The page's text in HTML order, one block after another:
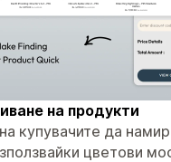
на продукти
купувачите да
цветови